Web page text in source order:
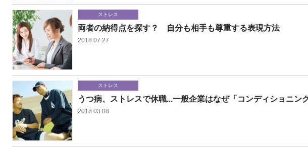
ストレス
両者の納得点を探す？ 自分も相手も尊重する表現方法
2018.07.27
ストレス
うつ病、ストレスで休職...一般企業はなぜ「コンディショニン
2018.03.08